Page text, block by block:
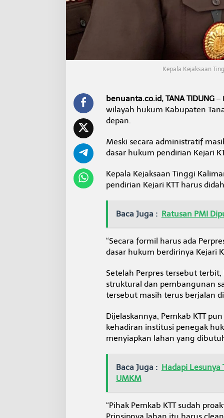
p
r
d
S
e
a
r
a
N
e
g
a
Kepala Kejaksaan
benuanta.co.id, TANA TIDUNG–
wilayah hukum Kabupaten
depan.
Meski secara administratif
dasar hukum pendirian Kejari
Kepala Kejaksaan Tinggi
pendirian Kejari KTT harus
Baca Juga : Ratusan PMI
“Secara formil harus ada
dasar hukum berdirinya Kejari
Setelah Perpres tersebut
struktural dan pembangunan
tersebut masih terus berjalan
Dijelaskannya, Pemkab KTT
kehadiran institusi penegak
menyiapkan lahan yang
Baca Juga : Hadapi
UMKM
“Pihak Pemkab KTT sudah